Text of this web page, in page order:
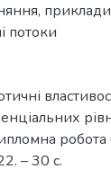
, приклади
потоки
робота
– 30 с.